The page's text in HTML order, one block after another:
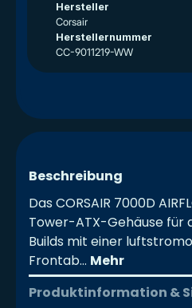
Hersteller
Corsair
Herstellernummer
CC-9011219-WW
Beschreibung
Das CORSAIR 7000D
Tower-ATX-Gehäuse für
Builds mit einer
Frontab… Mehr
Produktinformation &